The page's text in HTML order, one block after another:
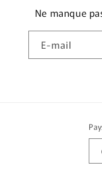
Ne manque
E-mail